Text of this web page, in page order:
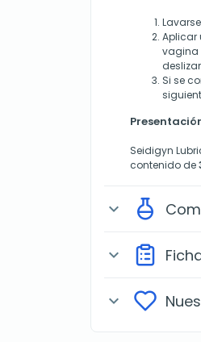
Aplicar
vagina
Si se
Seidigyn
contenido de
expand_more
expand_more
expand_more